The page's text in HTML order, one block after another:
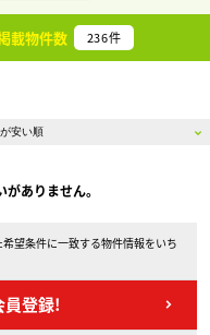
載物件数 236件
ありません。
望条件に一致する物件情報をいち
員登録!